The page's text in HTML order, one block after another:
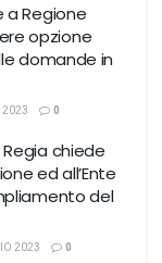
a Regione
opzione
domande in
2023 0
chiede
ed all’Ente
del
2023 0